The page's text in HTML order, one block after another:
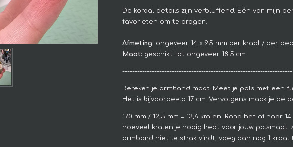
De koraal details zijn verbluffend. Eén van mijn
favorieten om te dragen.
Afmeting: ongeveer 14 x 9.5 mm per kraal / per
Maat: geschikt tot ongeveer 18.5 cm
---------------------------------------------------------------------
Bereken je armband maat: Meet je pols met een
Het is bijvoorbeeld 17 cm. Vervolgens maak je de
170 mm / 12,5 mm = 13,6 kralen. Rond het af naar
hoeveel kralen je nodig hebt voor jouw polsmaat.
armband niet te strak vindt, voeg dan nog 1 kraal